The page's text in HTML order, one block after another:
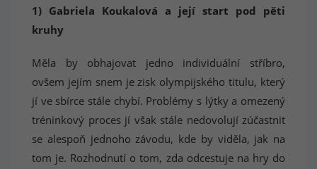
1) Gabriela Koukalová a její start pod pěti
kruhy
Měla by obhajovat jedno individuální stříbro,
ovšem jejím snem je zisk olympijského titulu, který
jí ve sbírce stále chybí. Problémy s lýtky a omezený
tréninkový proces jí však stále nedovolují zúčastnit
se alespoň jednoho závodu, kde by viděla, jak na
tom je. Rozhodnutí o tom, zda odcestuje na hry do